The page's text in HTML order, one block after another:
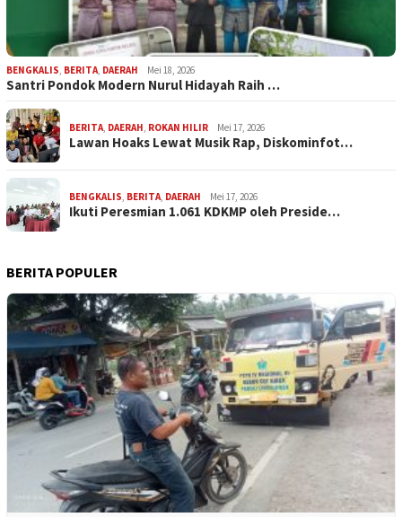
BENGKALIS BERITA DAERAH Mei 18, 2026
Santri Pondok Modern Nurul Hidayah Raih …
BERITA DAERAH ROKAN HILIR Mei 17, 2026
Lawan Hoaks Lewat Musik Rap, Diskominfot…
BENGKALIS BERITA DAERAH Mei 17, 2026
Ikuti Peresmian 1.061 KDKMP oleh Preside…
BERITA POPULER